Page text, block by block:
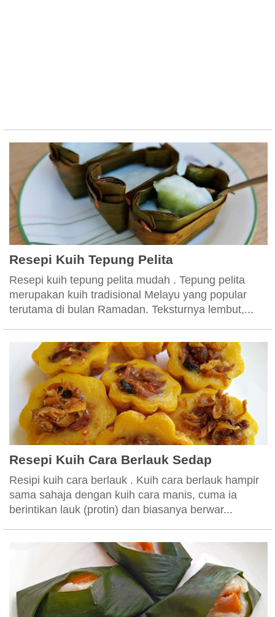
Resepi Kuih Tepung Pelita
Resepi kuih tepung pelita mudah . Tepung pelita
merupakan kuih tradisional Melayu yang popular
terutama di bulan Ramadan. Teksturnya lembut,...
Resepi Kuih Cara Berlauk Sedap
Resipi kuih cara berlauk . Kuih cara berlauk hampir
sama sahaja dengan kuih cara manis, cuma ia
berintikan lauk (protin) dan biasanya berwar...